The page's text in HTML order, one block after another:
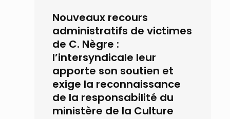
Nouveaux recours
administratifs de victimes
de C. Nègre :
l’intersyndicale leur
apporte son soutien et
exige la reconnaissance
de la responsabilité du
ministère de la Culture